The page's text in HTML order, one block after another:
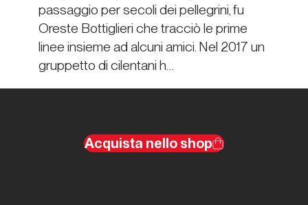
Ischia,
passaggio per secoli dei pellegrini, fu
Oreste Bottiglieri che tracciò le prime
linee insieme ad alcuni amici. Nel 2017 un
gruppetto di cilentani h…
Acquista nello shop